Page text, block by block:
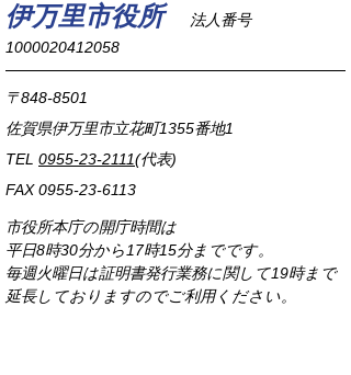
伊万里市役所
法人番号
1000020412058
〒848-8501
佐賀県伊万里市立花町1355番地1
TEL 0955-23-2111(代表)
FAX 0955-23-6113
市役所本庁の開庁時間は
平日8時30分から17時15分までです。
毎週火曜日は証明書発行業務に関して19時まで
延長しておりますのでご利用ください。